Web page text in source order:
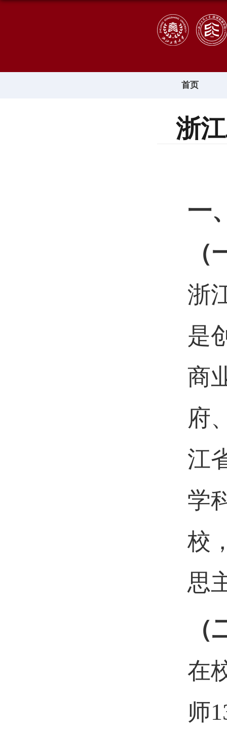
首页
浙
一
（
浙
是
商
府
江
学
校
思
（
在
师